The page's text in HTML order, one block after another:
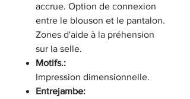
accrue. Option de connexion
entre le blouson et le pantalon.
Zones d'aide à la préhension
sur la selle.
Motifs.:
Impression dimensionnelle.
Entrejambe: